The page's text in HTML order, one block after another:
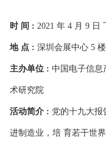
时 间 : 2021 年 4 月 9 日
地 点 : 深圳会展中心 5
主办单位 : 中国电子信息
术研究院
活动简介 : 党的十九大报
进制造业，培 育若干世